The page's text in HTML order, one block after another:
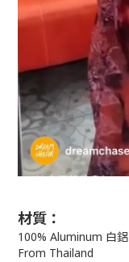
材質：
100% Aluminum 白鋁
From Thailand